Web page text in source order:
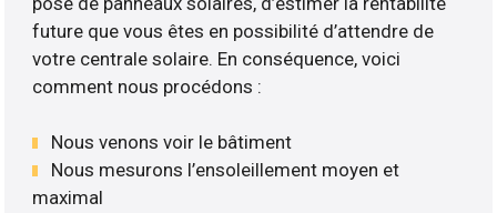
future que vous êtes en possibilité d’attendre de
votre centrale solaire. En conséquence, voici
comment nous procédons :
Nous venons voir le bâtiment
Nous mesurons l’ensoleillement moyen et
maximal